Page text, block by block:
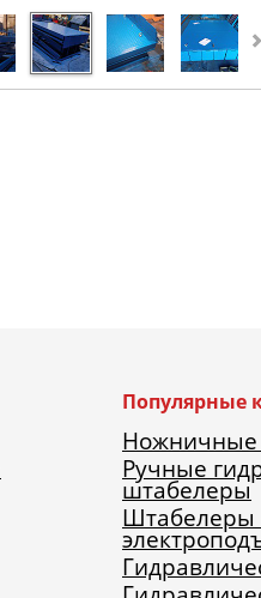
Популярные
Ножничные
Ручные
штабелеры
Штабелеры